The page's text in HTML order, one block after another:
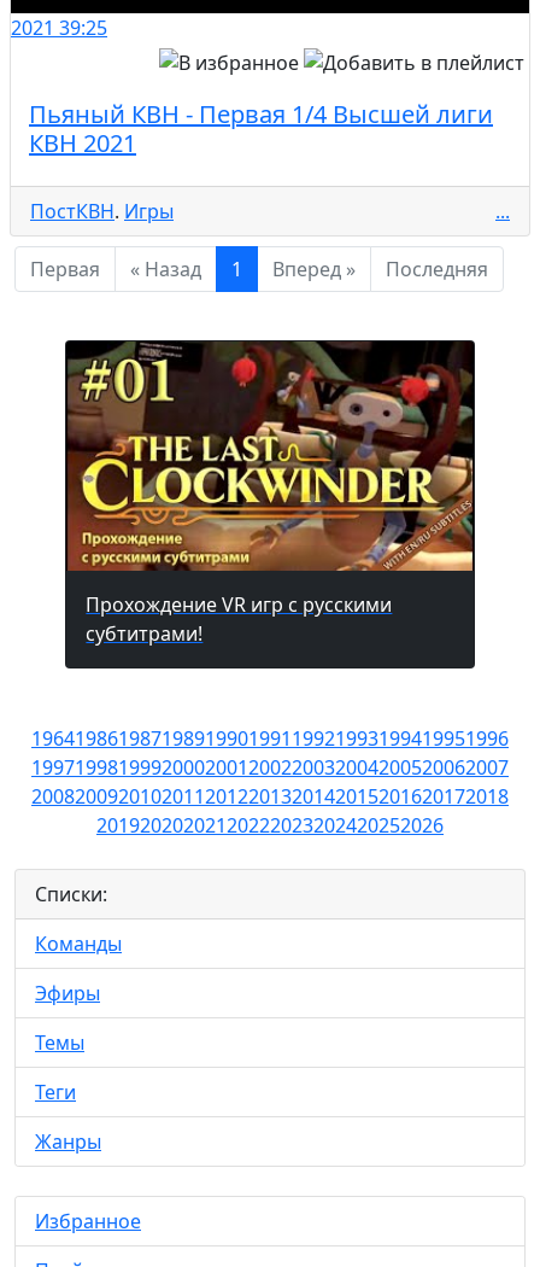
2021 39:25
Пьяный КВН - Первая 1/4 Высшей лиги
КВН 2021
ПостКВН. Игры ...
Первая « Назад 1 Вперед » Последняя
Прохождение VR игр с русскими
субтитрами!
19641986198719891990199119921993199419951996
19971998199920002001200220032004200520062007
20082009201020112012201320142015201620172018
20192020202120222023202420252026
Списки:
Команды
Эфиры
Темы
Теги
Жанры
Избранное